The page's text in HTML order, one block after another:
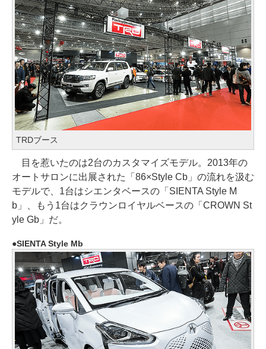
TRDブース
目を惹いたのは2台のカスタマイズモデル。2013年の
オートサロンに出展された「86×Style Cb」の流れを汲む
モデルで、1台はシエンタベースの「SIENTA Style M
b」、もう1台はクラウンロイヤルベースの「CROWN St
yle Gb」だ。
SIENTA Style Mb